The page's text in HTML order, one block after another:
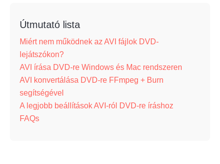
Útmutató lista
Miért nem működnek az AVI fájlok DVD-
lejátszókon?
AVI írása DVD-re Windows és Mac rendszeren
AVI konvertálása DVD-re FFmpeg + Burn
segítségével
A legjobb beállítások AVI-ról DVD-re íráshoz
FAQs